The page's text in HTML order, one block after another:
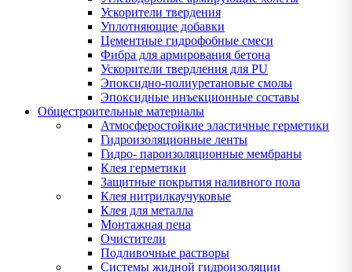
Ускорители твердения
Уплотняющие добавки
Цементные гидрофобные смеси
Фибра для армирования бетона
Ускорители твердления для PU
Эпоксидно-полиуретановые смолы
Эпоксидные инъекционные составы
Общестроительные материалы
Атмосферостойкие эластичные герметики
Гидроизоляционные ленты
Гидро- пароизоляционные мембраны
Клея герметики
Защитные покрытия наливного пола
Клея нитрилкаучуковые
Клея для металла
Монтажная пена
Очистители
Подливочные растворы
Системы жидной гидроизоляции